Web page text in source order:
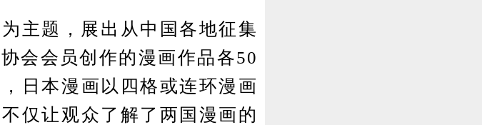
题，展出从中国各地征集
会会员创作的漫画作品各50
日本漫画以四格或连环漫画
仅让观众了解了两国漫画的